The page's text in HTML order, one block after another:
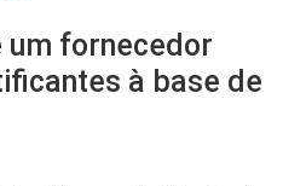
um fornecedor
à base de